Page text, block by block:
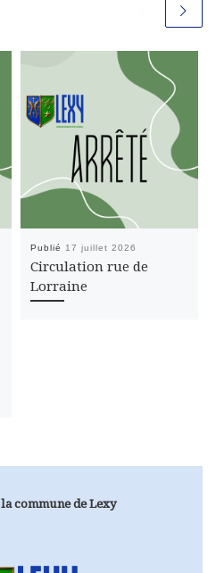
Publié 17 juillet 2026
Circulation rue de
Lorraine
commune de Lexy